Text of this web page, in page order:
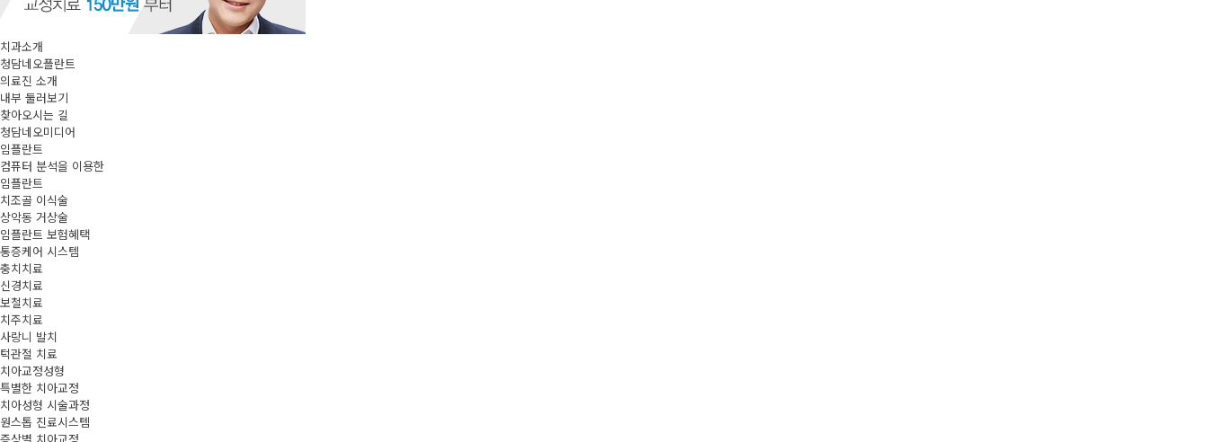
치과소개
청담네오플란트
의료진 소개
내부 둘러보기
찾아오시는 길
청담네오미디어
임플란트
컴퓨터 분석을 이용한
임플란트
치조골 이식술
상악동 거상술
임플란트 보험혜택
통증케어 시스템
충치치료
신경치료
보철치료
치주치료
사랑니 발치
턱관절 치료
치아교정성형
특별한 치아교정
치아성형 시술과정
원스톱 진료시스템